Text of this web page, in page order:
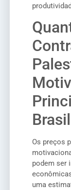
Os preços
podem ser
uma